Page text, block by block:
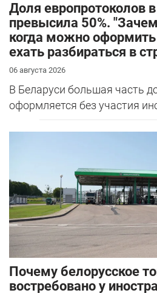
Доля европротоколов
превысила 50%.
когда можно оформить
ехать разбираться в
06 августа 2026
В Беларуси большая часть
оформляется без участия
Почему белорусское
востребовано у